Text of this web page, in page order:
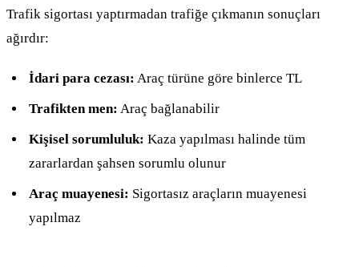
Trafik sigortası yaptırmadan trafiğe çıkmanın sonuçları
ağırdır:
İdari para cezası: Araç türüne göre binlerce TL
Trafikten men: Araç bağlanabilir
Kişisel sorumluluk: Kaza yapılması halinde tüm
zararlardan şahsen sorumlu olunur
Araç muayenesi: Sigortasız araçların muayenesi
yapılmaz